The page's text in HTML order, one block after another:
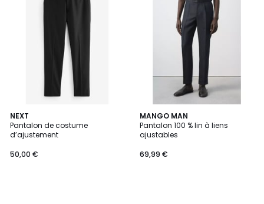
NEXT
Pantalon de costume
d’ajustement
50,00 €
MANGO MAN
Pantalon 100 % lin à liens
ajustables
69,99 €